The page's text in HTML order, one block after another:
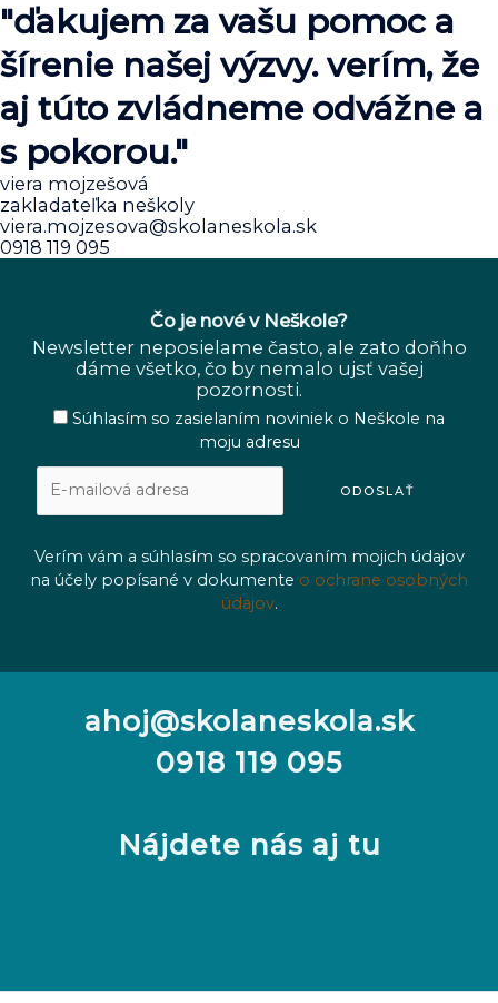
"ďakujem za vašu pomoc a
šírenie našej výzvy. verím, že
aj túto zvládneme odvážne a
s pokorou."
viera mojzešová
zakladateľka neškoly
viera.mojzesova@skolaneskola.sk
0918 119 095
Čo je nové v Neškole?
Newsletter neposielame často, ale zato doňho
dáme všetko, čo by nemalo ujsť vašej
pozornosti.
Súhlasím so zasielaním noviniek o Neškole na
moju adresu
Verím vám a súhlasím so spracovaním mojich údajov
na účely popísané v dokumente o ochrane osobných
údajov.
ahoj@skolaneskola.sk
0918 119 095
Nájdete nás aj tu